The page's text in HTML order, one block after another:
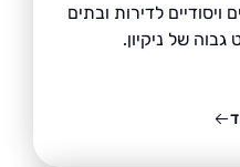
לדירות ובתים